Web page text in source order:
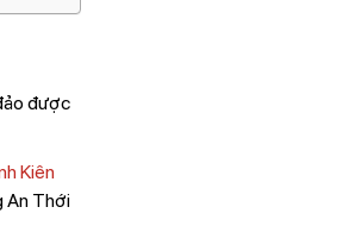
được
Kiên
An Thới